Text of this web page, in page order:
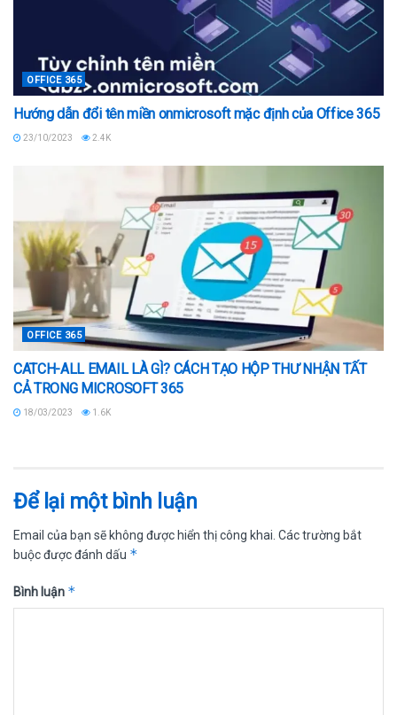
OFFICE 365
Hướng dẫn đổi tên miền onmicrosoft mặc định của Office 365
23/10/2023 2.4K
OFFICE 365
CATCH-ALL EMAIL LÀ GÌ? CÁCH TẠO HỘP THƯ NHẬN TẤT
CẢ TRONG MICROSOFT 365
18/03/2023 1.6K
Để lại một bình luận
Email của bạn sẽ không được hiển thị công khai. Các trường bắt
buộc được đánh dấu *
Bình luận *